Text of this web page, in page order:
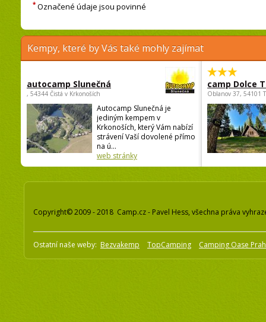
* Označené údaje jsou povinné
Kempy, které by Vás také mohly zajímat
autocamp Slunečná
, 54344 Čistá v Krkonoších
Autocamp Slunečná je
jediným kempem v
Krkonoších, který Vám nabízí
strávení Vaší dovolené přímo
na ú...
web stránky
camp Dolce
Oblanov 37, 54101
Copyright© 2009 - 2018 Camp.cz - Pavel Hess, všechna práva
Ostatní naše weby: Bezvakemp TopCamping Camping Oase